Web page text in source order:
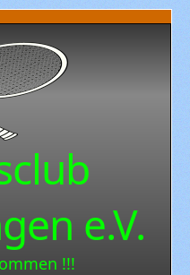
e.V.
!!!